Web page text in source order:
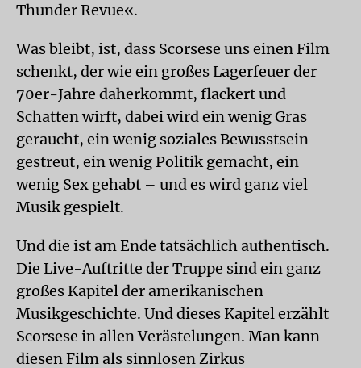
Thunder Revue«.
Was bleibt, ist, dass Scorsese uns einen Film
schenkt, der wie ein großes Lagerfeuer der
70er-Jahre daherkommt, flackert und
Schatten wirft, dabei wird ein wenig Gras
geraucht, ein wenig soziales Bewusstsein
gestreut, ein wenig Politik gemacht, ein
wenig Sex gehabt – und es wird ganz viel
Musik gespielt.
Und die ist am Ende tatsächlich authentisch.
Die Live-Auftritte der Truppe sind ein ganz
großes Kapitel der amerikanischen
Musikgeschichte. Und dieses Kapitel erzählt
Scorsese in allen Verästelungen. Man kann
diesen Film als sinnlosen Zirkus